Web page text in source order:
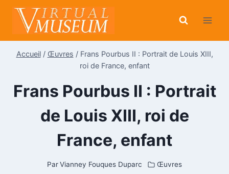
Aller
contenu
Accueil / Œuvres / Frans Pourbus II : Portrait de Louis XIII,
roi de France, enfant
Frans Pourbus II : Portrait
de Louis XIII, roi de
France, enfant
Par Vianney Fouques Duparc Œuvres